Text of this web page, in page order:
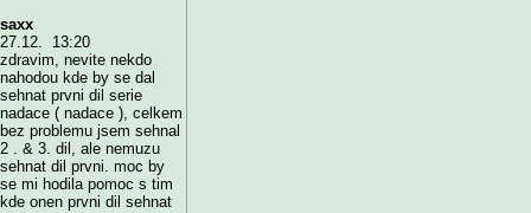
saxx
27.12. 13:20
zdravim, nevite nekdo
nahodou kde by se dal
sehnat prvni dil serie
nadace ( nadace ), celkem
bez problemu jsem sehnal
2 . & 3. dil, ale nemuzu
sehnat dil prvni. moc by
se mi hodila pomoc s tim
kde onen prvni dil sehnat